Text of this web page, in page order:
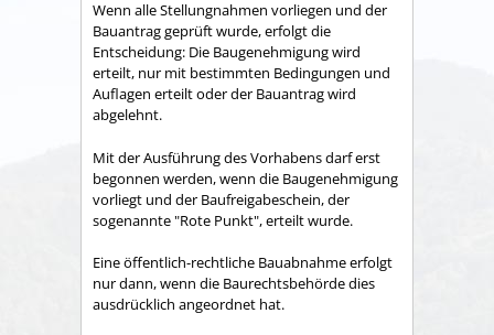
Wenn alle Stellungnahmen vorliegen und der
Bauantrag geprüft wurde, erfolgt die
Entscheidung: Die Baugenehmigung wird
erteilt, nur mit bestimmten Bedingungen und
Auflagen erteilt oder der Bauantrag wird
abgelehnt.
Mit der Ausführung des Vorhabens darf erst
begonnen werden, wenn die Baugenehmigung
vorliegt und der Baufreigabeschein, der
sogenannte "Rote Punkt", erteilt wurde.
Eine öffentlich-rechtliche Bauabnahme erfolgt
nur dann, wenn die Baurechtsbehörde dies
ausdrücklich angeordnet hat.